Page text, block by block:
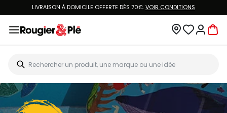
LIVRAISON À DOMICILE OFFERTE DÈS 70€.VOIR CONDITIONS